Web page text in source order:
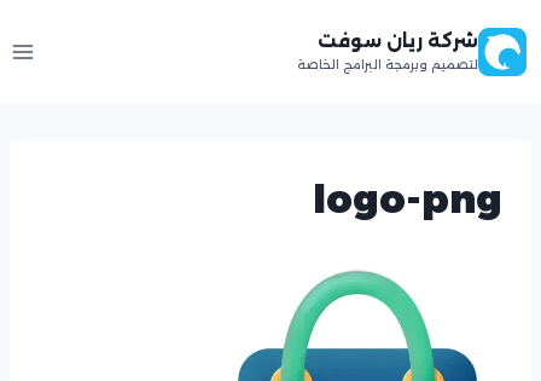
إلى
المحتوى
شركة ريان سوفت
لتصميم وبرمجة البرامج الخاصة
logo-png